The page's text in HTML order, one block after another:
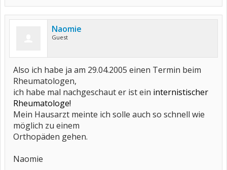
Naomie
Guest
Also ich habe ja am 29.04.2005 einen Termin beim
Rheumatologen,
ich habe mal nachgeschaut er ist ein internistischer
Rheumatologe!
Mein Hausarzt meinte ich solle auch so schnell wie
möglich zu einem
Orthopäden gehen.
Naomie